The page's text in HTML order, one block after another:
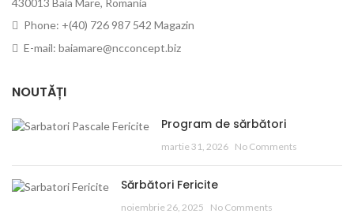
430013 Baia Mare, Romania
Phone: +(40) 726 987 542 Magazin
E-mail: baiamare@ncconcept.biz
NOUTĂȚI
Program de sărbători
martie 31, 2026 No Comments
Sărbători Fericite
noiembrie 26, 2025 No Comments